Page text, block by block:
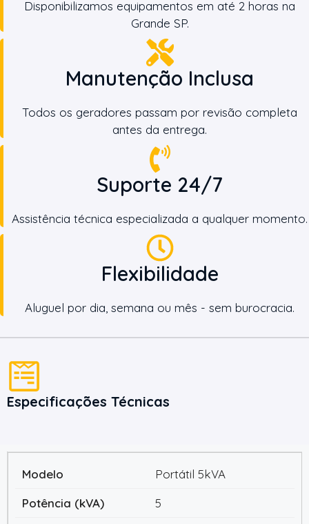
Disponibilizamos equipamentos em até 2 horas na
Grande SP.
Manutenção Inclusa
Todos os geradores passam por revisão completa
antes da entrega.
Suporte 24/7
Assistência técnica especializada a qualquer momento.
Flexibilidade
Aluguel por dia, semana ou mês - sem burocracia.
Especificações Técnicas
Portátil 5kVA
5